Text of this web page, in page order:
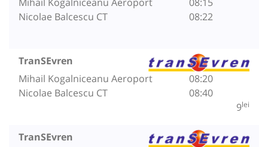
Nicolae Balcescu CT
08:22
TranSEvren
Mihail Kogalniceanu Aeroport
Nicolae Balcescu CT
08:20
08:40
9lei
TranSEvren